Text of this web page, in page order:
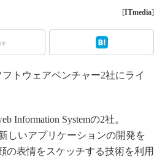
[ITmedia]
トウェアベンチャー2社にライ
Information Systemの2社。
しいアプリケーションの開発を
の表情をスケッチする技術を利用